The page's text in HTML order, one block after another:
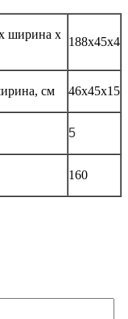
ширина х
188х45х4
см 46х45х15
5
160